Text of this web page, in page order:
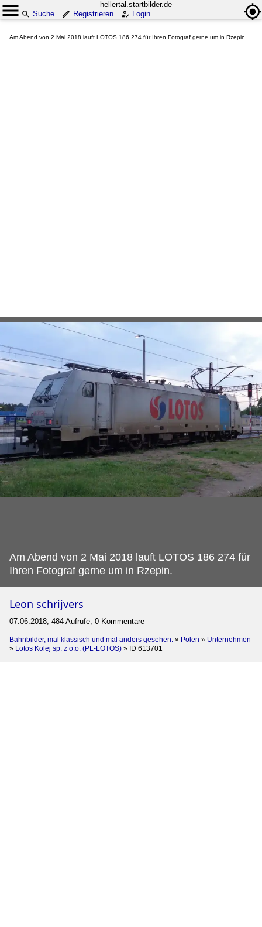
hellertal.startbilder.de
Suche
Registrieren Login
Am Abend von 2 Mai 2018 lauft LOTOS 186 274 für Ihren Fotograf gerne um in Rzepin
Am Abend von 2 Mai 2018 lauft LOTOS 186 274 für
Ihren Fotograf gerne um in Rzepin.
Leon schrijvers
07.06.2018, 484 Aufrufe, 0 Kommentare
Bahnbilder, mal klassisch und mal anders gesehen. » Polen » Unternehmen
» Lotos Kolej sp. z o.o. (PL-LOTOS) » ID 613701